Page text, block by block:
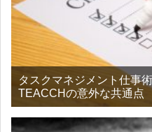
タスクマネジメント仕事
TEACCHの意外な共通点